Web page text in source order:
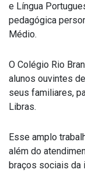
e Língua
pedagógica
Médio.
O Colégio Rio
alunos ouvintes
seus familiares,
Libras.
Esse amplo
além do
braços sociais da